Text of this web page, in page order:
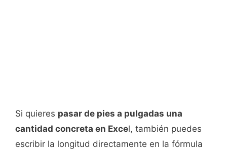
Si quieres pasar de pies a pulgadas una
cantidad concreta en Excel, también puedes
escribir la longitud directamente en la fórmula